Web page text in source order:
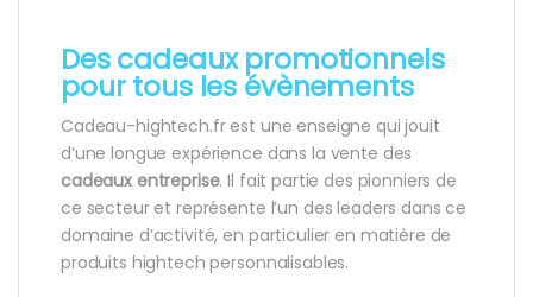
Des cadeaux promotionnels
pour tous les évènements
Cadeau-hightech.fr est une enseigne qui jouit
d’une longue expérience dans la vente des
cadeaux entreprise. Il fait partie des pionniers de
ce secteur et représente l’un des leaders dans ce
domaine d’activité, en particulier en matière de
produits hightech personnalisables.